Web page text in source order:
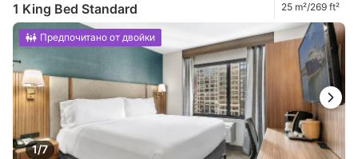
1 King Bed Standard 25 m²/269 ft²
1/7
Предпочитано от двойки